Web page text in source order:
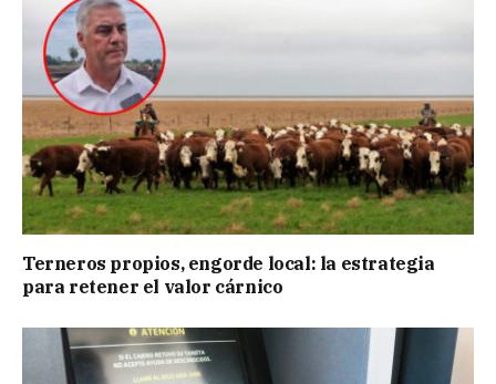
Terneros propios, engorde local: la estrategia
para retener el valor cárnico